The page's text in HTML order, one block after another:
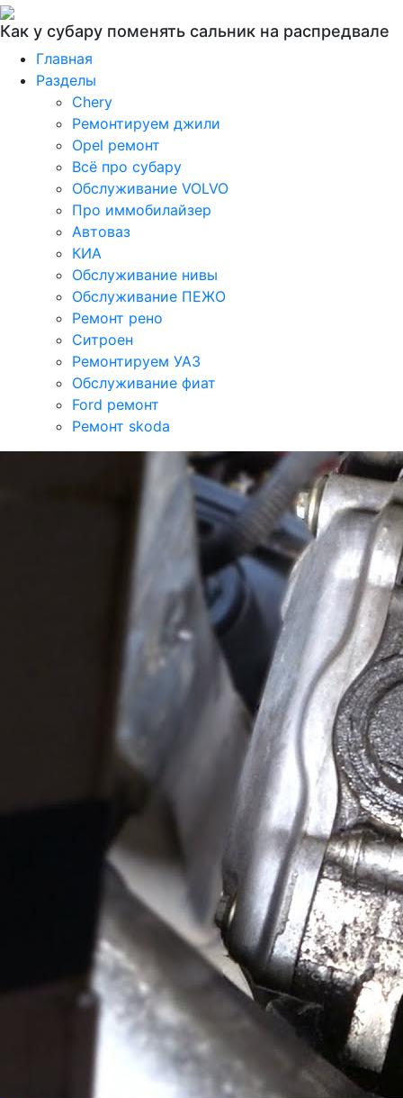
Как у субару поменять сальник на распредвале
Главная
Разделы
Chery
Ремонтируем джили
Opel ремонт
Всё про субару
Обслуживание VOLVO
Про иммобилайзер
Автоваз
КИА
Обслуживание нивы
Обслуживание ПЕЖО
Ремонт рено
Ситроен
Ремонтируем УАЗ
Обслуживание фиат
Ford ремонт
Ремонт skoda